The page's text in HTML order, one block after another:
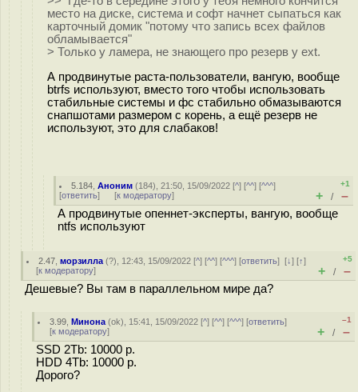
место на диске, система и софт начнет сыпаться как
карточный домик "потому что запись всех файлов
обламывается"
> Только у ламера, не знающего про резерв у ext.
А продвинутые раста-пользователи, вангую, вообще
btrfs используют, вместо того чтобы использовать
стабильные системы и фс стабильно обмазываются
снапшотами размером с корень, а ещё резерв не
используют, это для слабаков!
5.184 ,Аноним (184), 21:50, 15/09/2022 [^] [^^] [^^^]
[ответить] [к модератору]
+1
+ / –
А продвинутые опеннет-эксперты, вангую, вообще
ntfs используют
2.47 ,морзилла (?), 12:43, 15/09/2022 [^] [^^] [^^^] [ответить][↓] [↑]
[к модератору]
+5
+ / –
Дешевые? Вы там в параллельном мире да?
3.99 ,Минона (ok), 15:41, 15/09/2022 [^] [^^] [^^^] [ответить]
[к модератору]
–1
+ / –
SSD 2Tb: 10000 р.
HDD 4Tb: 10000 р.
Дорого?